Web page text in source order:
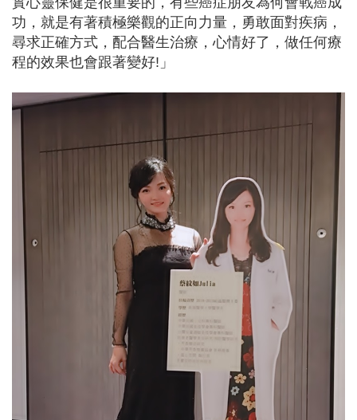
功，就是有著積極樂觀的正向力量，勇敢面對疾病，
尋求正確方式，配合醫生治療，心情好了，做任何療
程的效果也會跟著變好!」